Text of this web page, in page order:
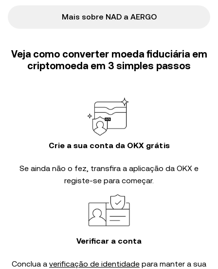
Mais sobre NAD a AERGO
Veja como converter moeda fiduciária em
criptomoeda em 3 simples passos
Crie a sua conta da OKX grátis
Se ainda não o fez, transfira a aplicação da OKX e
registe-se para começar.
Verificar a conta
Conclua a verificação de identidade para manter a sua